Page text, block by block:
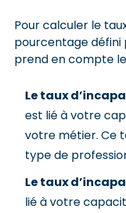
Pour calculer le
pourcentage défini
prend en compte
Le taux
est lié à votre
votre métier. Ce
type de
Le taux
lié à votre